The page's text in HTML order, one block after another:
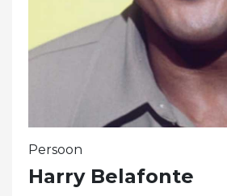
Persoon
Harry Belafonte